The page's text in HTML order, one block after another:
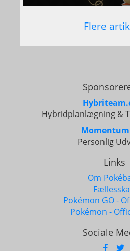
Flere
Hybridplanlægning &
Personlig
Links
Om
Pokémon GO -
Pokémon -
Sociale